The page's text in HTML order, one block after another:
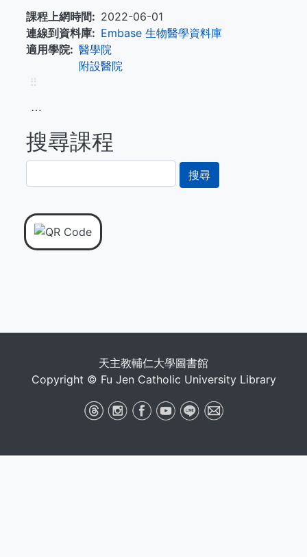
課程上網時間
2022-06-01
連線到資料庫
Embase 生物醫學資料庫
適用學院
醫學院
附設醫院
⠿
⋯
搜尋課程
尋
天主教輔仁大學圖書館
Copyright © Fu Jen Catholic University Library